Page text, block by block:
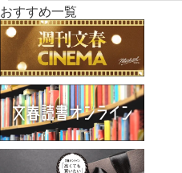
おすすめ一覧